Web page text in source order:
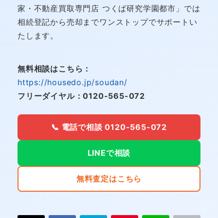
家・不動産買取専門店 つくば研究学園都市」では
相続登記から売却までワンストップでサポートい
たします。
無料相談はこちら：
https://housedo.jp/soudan/
フリーダイヤル：0120-565-072
📞 電話で相談 0120-565-072
LINEで相談
無料査定はこちら